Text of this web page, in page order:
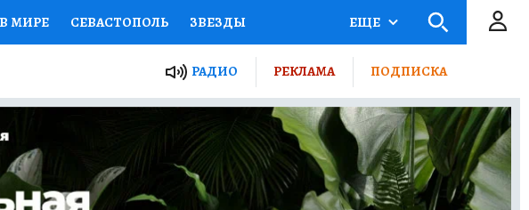
В МИРЕ СЕВАСТОПОЛЬ ЗВЕЗДЫ
НАЦИОНАЛЬНЫЕ ПРОЕКТЫ РОССИИ
ЖЕНСКИЕ СЕКРЕТЫ ПУТЕВОДИТЕЛЬ
ДЕФИЦИТ ЖЕЛЕЗА ТУРИЗМ
ГИД ПОТРЕБИТЕЛЯ ВСЕ О КП РАДИО КП
ЕЩЕ
РАДИО РЕКЛАМА ПОДПИСКА